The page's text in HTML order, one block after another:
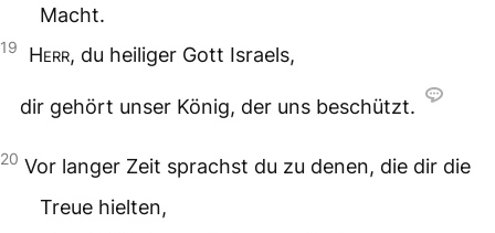
Macht.
19 Herr, du heiliger Gott Israels,
dir gehört unser König, der uns beschützt.
20 Vor langer Zeit sprachst du zu denen, die dir die
Treue hielten,